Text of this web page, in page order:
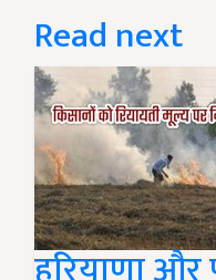
Read next